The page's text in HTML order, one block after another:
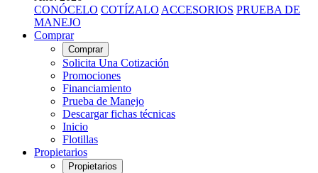
CONÓCELO COTÍZALO ACCESORIOS PRUEBA DE
MANEJO
Comprar
Comprar
Solicita Una Cotización
Promociones
Financiamiento
Prueba de Manejo
Descargar fichas técnicas
Inicio
Flotillas
Propietarios
Propietarios